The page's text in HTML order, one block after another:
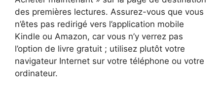
des premières lectures. Assurez-vous que vous
n’êtes pas redirigé vers l’application mobile
Kindle ou Amazon, car vous n’y verrez pas
l’option de livre gratuit ; utilisez plutôt votre
navigateur Internet sur votre téléphone ou votre
ordinateur.